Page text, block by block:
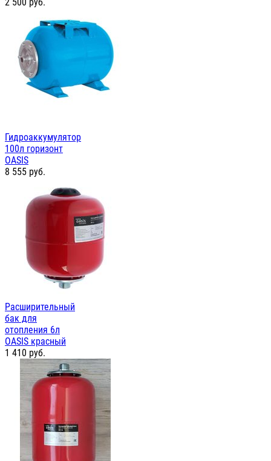
Гидроаккумулятор
100л горизонт
OASIS
8 555 руб.
Расширительный
бак для
отопления 6л
OASIS красный
1 410 руб.